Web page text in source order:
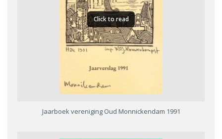
Click to read
Jaarboek vereniging Oud Monnickendam 1991